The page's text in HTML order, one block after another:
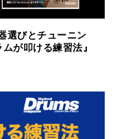
選びとチューニン
が叩ける練習法』